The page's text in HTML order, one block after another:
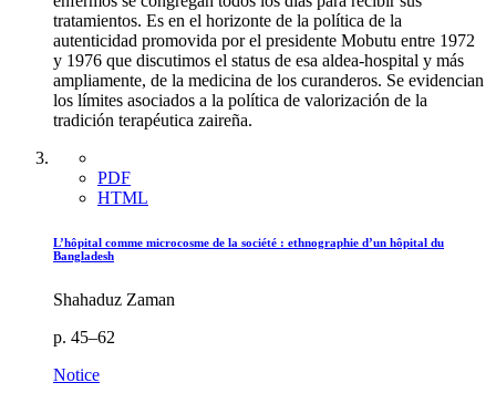
tratamientos. Es en el horizonte de la política de la
autenticidad promovida por el presidente Mobutu entre 1972
y 1976 que discutimos el status de esa aldea-hospital y más
ampliamente, de la medicina de los curanderos. Se evidencian
los límites asociados a la política de valorización de la
tradición terapéutica zaireña.
PDF
HTML
L’hôpital comme microcosme de la société : ethnographie d’un hôpital du
Bangladesh
Shahaduz Zaman
p. 45–62
Notice